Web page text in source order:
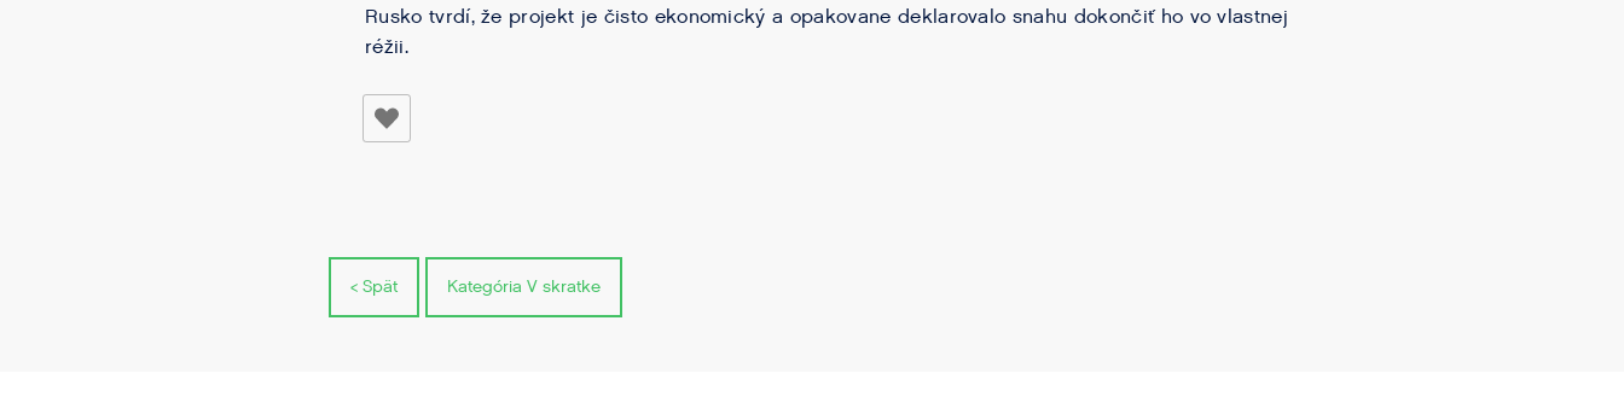
Rusko tvrdí, že projekt je čisto ekonomický a opakovane deklarovalo snahu dokončiť ho vo vlastnej
réžii.
< Spät Kategória V skratke